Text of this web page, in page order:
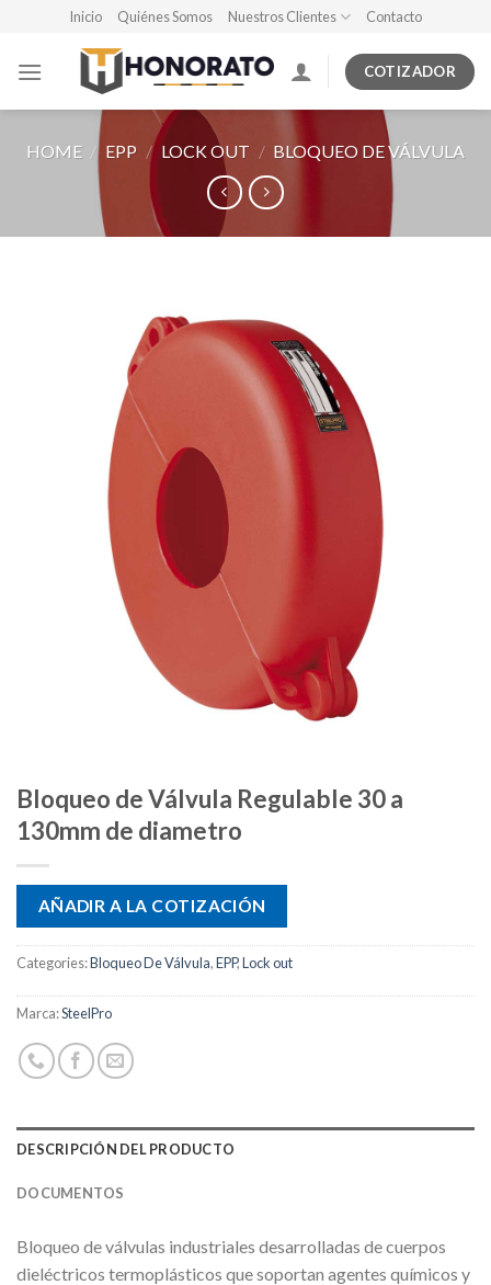
content
Inicio Quiénes Somos Nuestros Clientes Contacto
COTIZADOR
HOME / EPP / LOCK OUT / BLOQUEO DE VÁLVULA
Bloqueo de Válvula Regulable 30 a
130mm de diametro
AÑADIR A LA COTIZACIÓN
Categories:Bloqueo De Válvula,EPP,Lock out
Marca:SteelPro
DESCRIPCIÓN DEL PRODUCTO
DOCUMENTOS
Bloqueo de válvulas industriales desarrolladas de cuerpos
dieléctricos termoplásticos que soportan agentes químicos y